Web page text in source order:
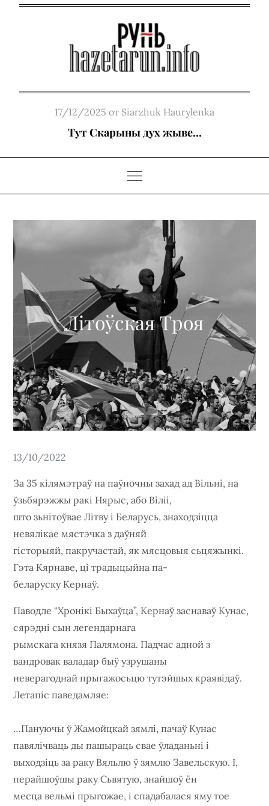
Posted
17/12/2025 от Siarzhuk Haurylenka
Тут Скарыны дух жыве…
Літоўская Троя
Posted
13/10/2022
За 35 кілямэтраў на паўночны захад ад Вільні, на
ўзьбярэжжы ракі Нярыс, або Віліі,
што зьнітоўвае Літву і Беларусь, знаходзіцца
невялікае мястэчка з даўняй
гісторыяй, пакручастай, як мясцовыя сьцяжынкі.
Гэта Кярнаве, ці традыцыйна па-
беларуску Кернаў.
Паводле “Хронікі Быхаўца”, Кернаў заснаваў Кунас,
сярэдні сын легендарнага
рымскага князя Палямона. Падчас адной з
вандровак валадар быў узрушаны
неверагоднай прыгажосьцю тутэйшых краявідаў.
Летапіс паведамляе:
…Пануючы ў Жамойцкай зямлі, пачаў Кунас
павялічваць ды пашыраць свае ўладаньні і
выходзіць за раку Вяльлю ў зямлю Завельскую. І,
перайшоўшы раку Сьвятую, знайшоў ён
месца вельмі прыгожае, і спадабалася яму тое